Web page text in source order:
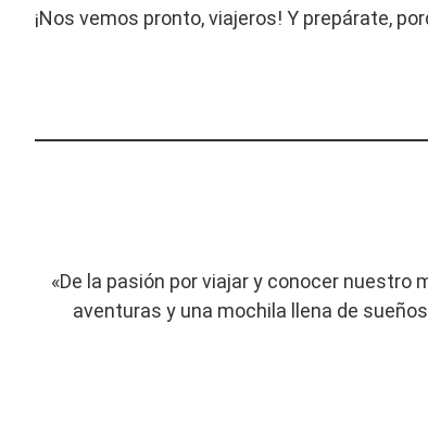
¡Nos vemos pronto, viajeros! Y prepárate,
«De la pasión por viajar y conocer nuestro
aventuras y una mochila llena de